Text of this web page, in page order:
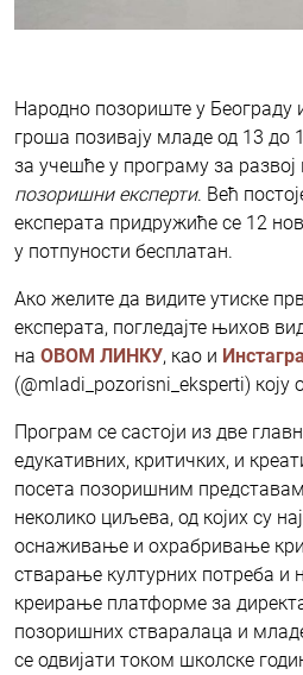
Народно позориште у Београду
гроша позивају младе од 13 до
за учешће у програму за
позоришни експерти. Већ
експерата придружиће се 12
у потпуности бесплатан.
Ако желите да видите утиске
експерата, погледајте њихов
на ОВОМ ЛИНКУ, као и
(@mladi_pozorisni_eksperti) коју
Програм се састоји из две
едукативних, критичких, и
посета позоришним
неколико циљева, од којих су
оснаживање и охрабривање
стварање културних потреба и
креирање платформе за
позоришних стваралаца и
се одвијати током школске